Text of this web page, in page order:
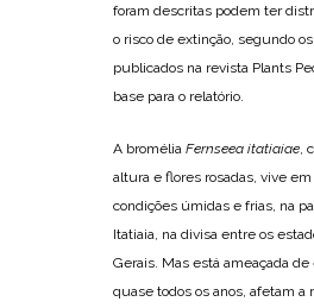
foram descritas podem ter
o risco de extinção, segundo
publicados na revista Plants
base para o relatório.
A bromélia Fernseea itatiaiae ,
altura e flores rosadas, vive
condições úmidas e frias, na
Itatiaia, na divisa entre os
Gerais. Mas está ameaçada
quase todos os anos, afetam